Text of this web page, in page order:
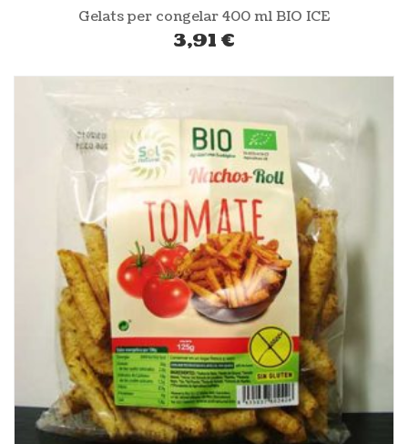
Gelats per congelar 400 ml BIO ICE
3,91 €